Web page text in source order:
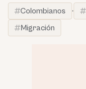
Colombianos
·
Migración